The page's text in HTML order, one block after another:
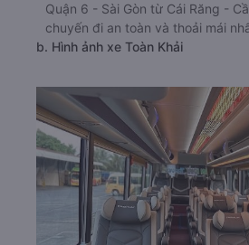
Quận 6 - Sài Gòn từ Cái Răng -
chuyến đi an toàn và thoải mái
b. Hình ảnh xe Toàn Khải